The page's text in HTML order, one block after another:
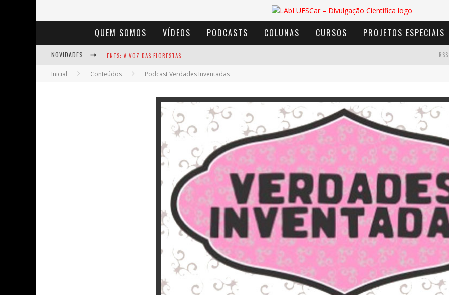
QUEM SOMOS VÍDEOS PODCASTS COLUNAS CURSOS PROJETOS ESPECIAIS
NOVIDADES ENTS: A VOZ DAS FLORESTAS
NOTÁVEIS: BERTHA LUTZ
BAÚ DE HISTÓRIAS - A JAMAIS IMAGINADA AVENTURA COM OS MOINHOS DE VENTO
RSS
Inicial Conteúdos Podcast Verdades Inventadas